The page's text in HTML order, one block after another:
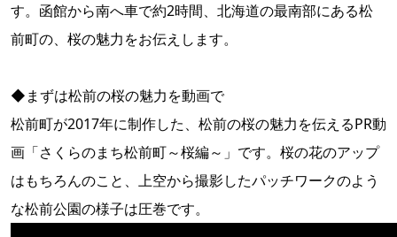
す。函館から南へ車で約2時間、北海道の最南部にある松
前町の、桜の魅力をお伝えします。
◆まずは松前の桜の魅力を動画で
松前町が2017年に制作した、松前の桜の魅力を伝えるPR動
画「さくらのまち松前町～桜編～」です。桜の花のアップ
はもちろんのこと、上空から撮影したパッチワークのよう
な松前公園の様子は圧巻です。